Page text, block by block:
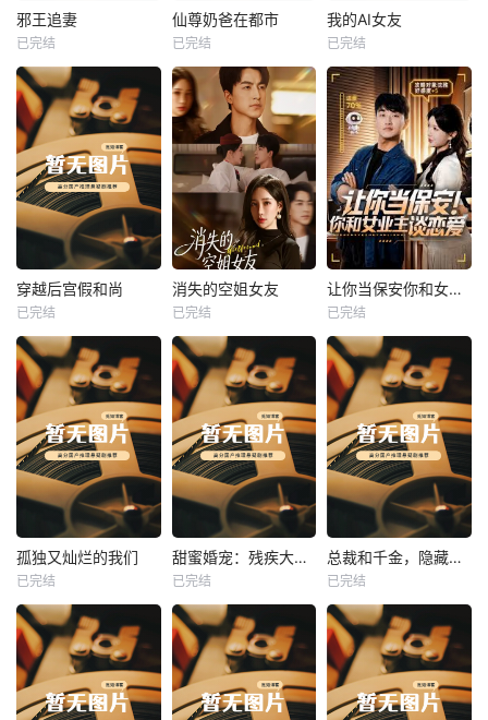
热播
邪王追妻
未知
邪王追妻
已完结
热播
未知
仙尊奶爸在都市
已完结
热播
我的AI女友
未知
我的AI女友
已完结
热播
未知
穿越后宫假和尚
已完结
热播
未知
消失的空姐女友
已完结
热播
未知
让你当保安你和女业主谈恋爱
已完结
热播
未知
孤独又灿烂的我们
已完结
热播
未知
甜蜜婚宠：残疾大佬夜夜撩
已完结
热播
未知
总裁和千金，隐藏身份闪婚了
已完结